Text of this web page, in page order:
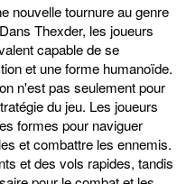
nouvelle tournure au genre
Thexder, les joueurs
capable de se
et une forme humanoïde.
n'est pas seulement pour
du jeu. Les joueurs
formes pour naviguer
et combattre les ennemis.
et des vols rapides, tandis